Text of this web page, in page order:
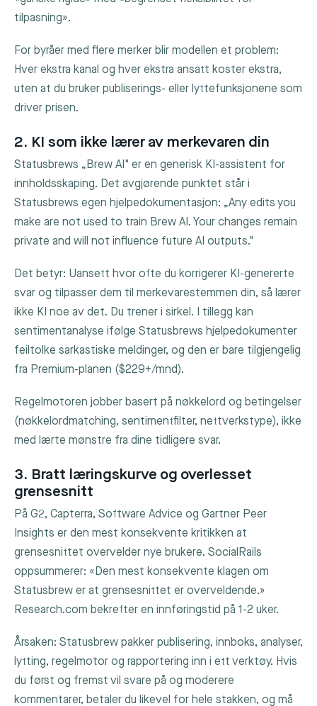
tilpasning».
For byråer med flere merker blir modellen et problem:
Hver ekstra kanal og hver ekstra ansatt koster ekstra,
uten at du bruker publiserings- eller lyttefunksjonene som
driver prisen.
2. KI som ikke lærer av merkevaren din
Statusbrews „Brew AI" er en generisk KI-assistent for
innholdsskaping. Det avgjørende punktet står i
Statusbrews egen hjelpedokumentasjon: „Any edits you
make are not used to train Brew AI. Your changes remain
private and will not influence future AI outputs."
Det betyr: Uansett hvor ofte du korrigerer KI-genererte
svar og tilpasser dem til merkevarestemmen din, så lærer
ikke KI noe av det. Du trener i sirkel. I tillegg kan
sentimentanalyse ifølge Statusbrews hjelpedokumenter
feiltolke sarkastiske meldinger, og den er bare tilgjengelig
fra Premium-planen ($229+/mnd).
Regelmotoren jobber basert på nøkkelord og betingelser
(nøkkelordmatching, sentimentfilter, nettverkstype), ikke
med lærte mønstre fra dine tidligere svar.
3. Bratt læringskurve og overlesset
grensesnitt
På G2, Capterra, Software Advice og Gartner Peer
Insights er den mest konsekvente kritikken at
grensesnittet overvelder nye brukere. SocialRails
oppsummerer: «Den mest konsekvente klagen om
Statusbrew er at grensesnittet er overveldende.»
Research.com bekrefter en innføringstid på 1-2 uker.
Årsaken: Statusbrew pakker publisering, innboks, analyser,
lytting, regelmotor og rapportering inn i ett verktøy. Hvis
du først og fremst vil svare på og moderere
kommentarer, betaler du likevel for hele stakken, og må